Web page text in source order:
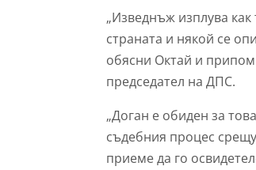
„Изведнъж изплува
страната и някой се
обясни Октай и
председател на ДПС.
„Доган е обиден за
съдебния процес
приеме да го